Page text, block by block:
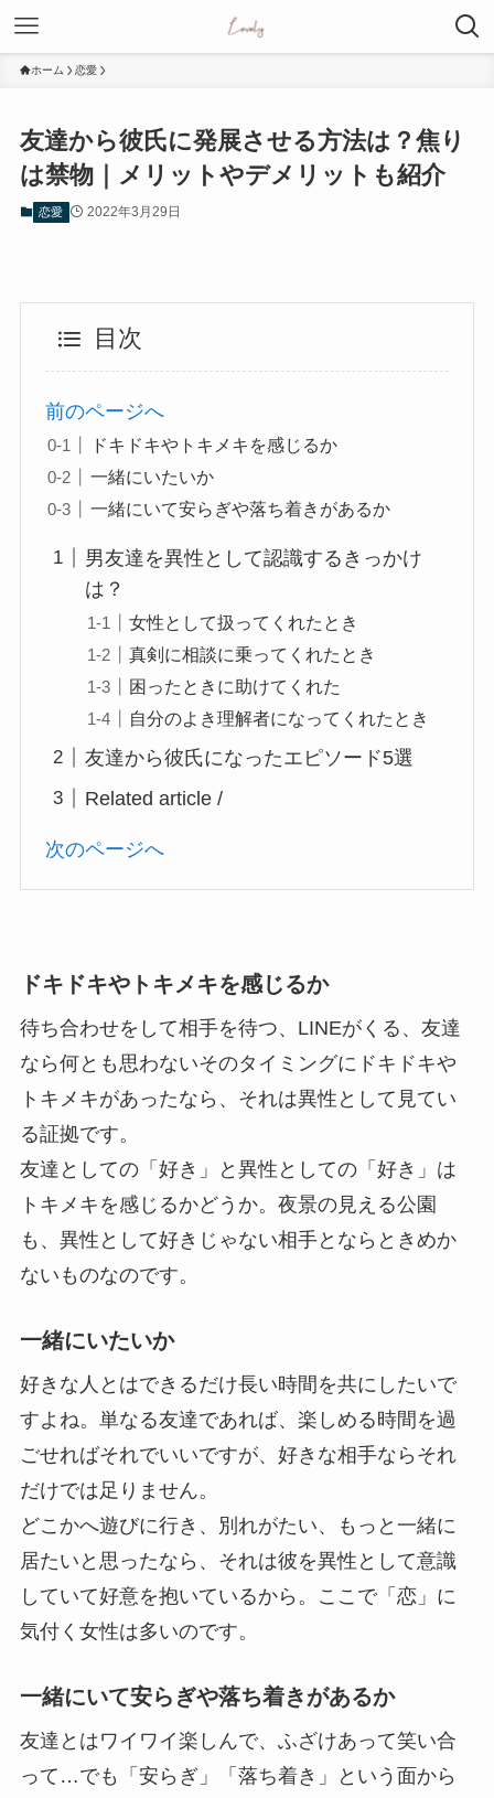
ホーム 恋愛
友達から彼氏に発展させる方法は？焦り
は禁物｜メリットやデメリットも紹介
恋愛 2022年3月29日
目次
前のページへ
ドキドキやトキメキを感じるか
一緒にいたいか
一緒にいて安らぎや落ち着きがあるか
男友達を異性として認識するきっかけ
は？
女性として扱ってくれたとき
真剣に相談に乗ってくれたとき
困ったときに助けてくれた
自分のよき理解者になってくれたとき
友達から彼氏になったエピソード5選
Related article /
次のページへ
ドキドキやトキメキを感じるか
待ち合わせをして相手を待つ、LINEがくる、友達
なら何とも思わないそのタイミングにドキドキや
トキメキがあったなら、それは異性として見てい
る証拠です。
友達としての「好き」と異性としての「好き」は
トキメキを感じるかどうか。夜景の見える公園
も、異性として好きじゃない相手とならときめか
ないものなのです。
一緒にいたいか
好きな人とはできるだけ長い時間を共にしたいで
すよね。単なる友達であれば、楽しめる時間を過
ごせればそれでいいですが、好きな相手ならそれ
だけでは足りません。
どこかへ遊びに行き、別れがたい、もっと一緒に
居たいと思ったなら、それは彼を異性として意識
していて好意を抱いているから。ここで「恋」に
気付く女性は多いのです。
一緒にいて安らぎや落ち着きがあるか
友達とはワイワイ楽しんで、ふざけあって笑い合
って…でも「安らぎ」「落ち着き」という面から